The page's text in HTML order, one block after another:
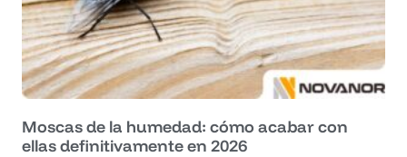
Moscas de la humedad: cómo acabar con
ellas definitivamente en 2026